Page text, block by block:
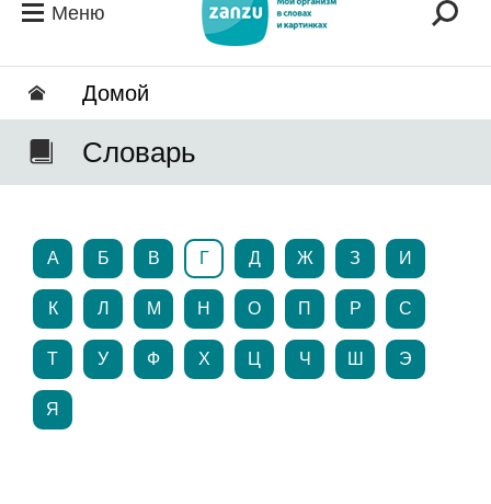
Меню
Домой
Словарь
А Б В Г Д Ж З И
К Л М Н О П Р С
Т У Ф Х Ц Ч Ш Э
Я